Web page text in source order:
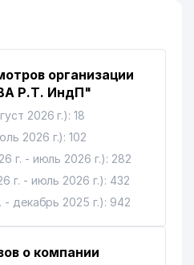
ЧП 684 м
769 м
СП
организации
Р.Т. ИндП"
2026 г.): 18
2026 г.): 102
г. - июль 2026 г.): 282
г. - июль 2026 г.): 432
- декабрь 2025 г.): 942
о компании